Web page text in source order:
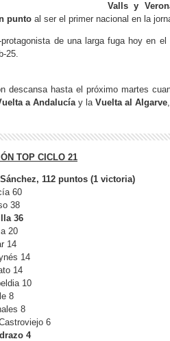
Valls y
punto al ser el primer nacional en la
protagonista de una larga fuga hoy en
25.
descansa hasta el próximo martes
a Andalucíay laVuelta al Algarve
TOP CICLO 21
112 puntos (1 victoria)
60
38
36
20
14
14
14
10
8
8
6
4